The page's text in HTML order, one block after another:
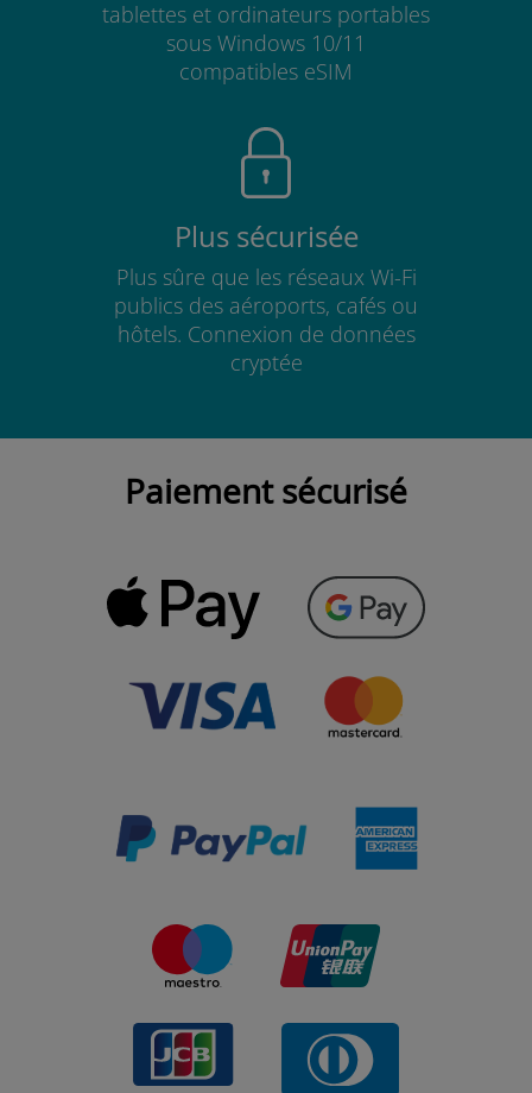
tablettes et ordinateurs portables
sous Windows 10/11
compatibles eSIM
Plus sécurisée
Plus sûre que les réseaux Wi-Fi
publics des aéroports, cafés ou
hôtels. Connexion de données
cryptée
Paiement sécurisé